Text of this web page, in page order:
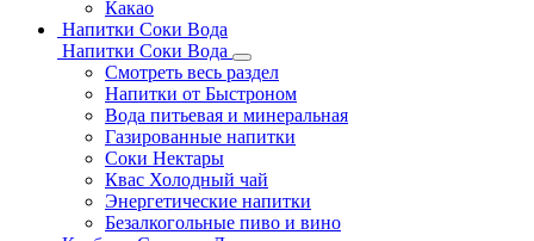
Какао
Напитки Соки Вода
Напитки Соки Вода
Смотреть весь раздел
Напитки от Быстроном
Вода питьевая и минеральная
Газированные напитки
Соки Нектары
Квас Холодный чай
Энергетические напитки
Безалкогольные пиво и вино